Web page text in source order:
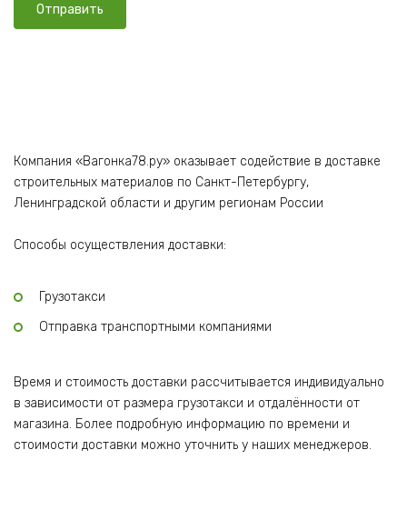
Компания «Вагонка78.ру» оказывает содействие в доставке
строительных материалов по Санкт-Петербургу,
Ленинградской области и другим регионам России
Способы осуществления доставки:
Грузотакси
Отправка транспортными компаниями
Время и стоимость доставки рассчитывается индивидуально
в зависимости от размера грузотакси и отдалённости от
магазина. Более подробную информацию по времени и
стоимости доставки можно уточнить у наших менеджеров.